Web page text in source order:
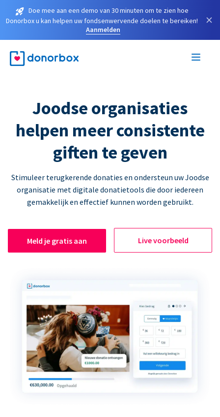
Doe mee aan een demo van 30 minuten om te zien hoe
Donorbox u kan helpen uw fondsenwervende doelen te bereiken!
Aanmelden
×
Joodse organisaties
helpen meer consistente
giften te geven
Stimuleer terugkerende donaties en ondersteun uw Joodse
organisatie met digitale donatietools die door iedereen
gemakkelijk en effectief kunnen worden gebruikt.
Meld je gratis aan Live voorbeeld